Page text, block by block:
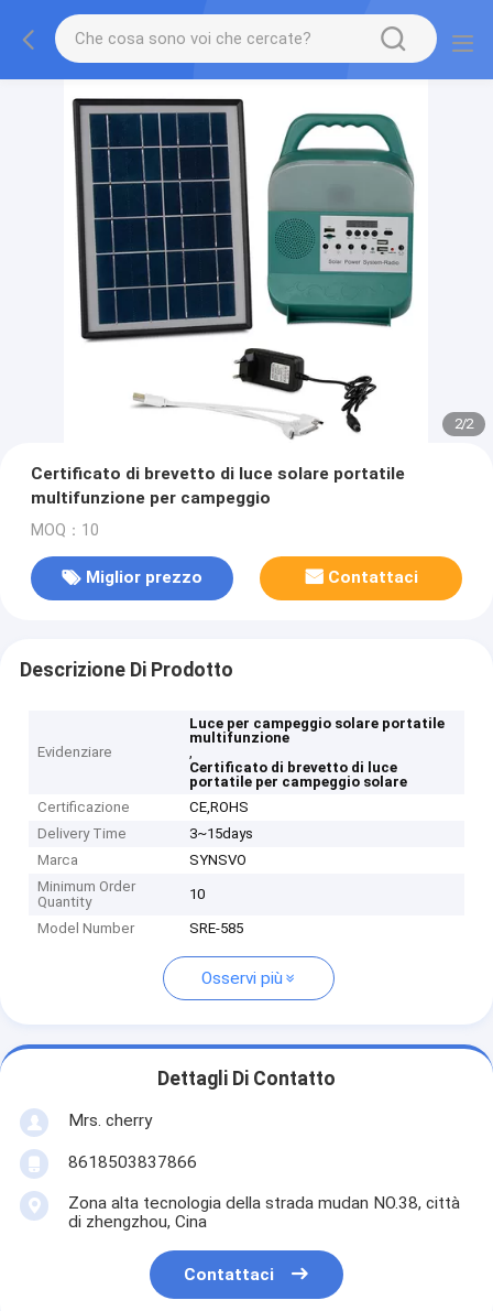
2/2
Certificato di brevetto di luce solare portatile
multifunzione per campeggio
MOQ：10
Miglior prezzo Contattaci
Descrizione Di Prodotto
Evidenziare
Luce per campeggio solare portatile
multifunzione
,
Certificato di brevetto di luce
portatile per campeggio solare
Certificazione
CE,ROHS
Delivery Time
3~15days
Marca
SYNSVO
Minimum Order
Quantity
10
Model Number SRE-585
Osservi più
Dettagli Di Contatto
Mrs. cherry
8618503837866
Zona alta tecnologia della strada mudan NO.38, città
di zhengzhou, Cina
Contattaci